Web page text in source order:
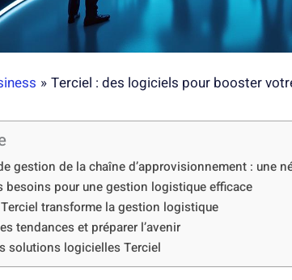
Terciel : des logiciels pour booster
gestion de la chaîne d’approvisionnement : une
besoins pour une gestion logistique efficace
transforme la gestion logistique
tendances et préparer l’avenir
solutions logicielles Terciel